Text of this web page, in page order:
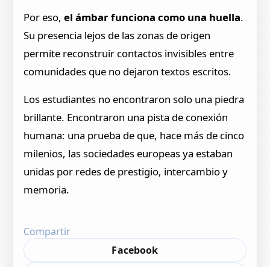
Por eso,el ámbar funciona como una huella.
Su presencia lejos de las zonas de origen
permite reconstruir contactos invisibles entre
comunidades que no dejaron textos escritos.
Los estudiantes no encontraron solo una piedra
brillante. Encontraron una pista de conexión
humana: una prueba de que, hace más de cinco
milenios, las sociedades europeas ya estaban
unidas por redes de prestigio, intercambio y
memoria.
Compartir
Facebook